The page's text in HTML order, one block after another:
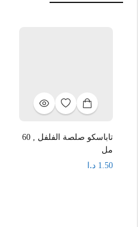
تاباسكو صلصة الفلفل , 60
مل
1.50 د.ا